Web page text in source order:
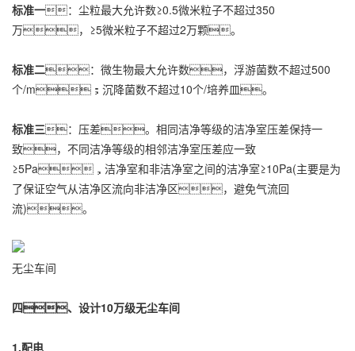
标准一：尘粒最大允许数≥0.5微米粒子不超过350
万，≥5微米粒子不超过2万颗。
标准二：微生物最大允许数，浮游菌数不超过500
个/m；沉降菌数不超过10个/培养皿。
标准三：压差。相同洁净等级的洁净室压差保持一
致，不同洁净等级的相邻洁净室压差应一致
≥5Pa，洁净室和非洁净室之间的洁净室≥10Pa(主要是为
了保证空气从洁净区流向非洁净区，避免气流回
流)。
无尘车间
四、设计10万级无尘车间
1.配电